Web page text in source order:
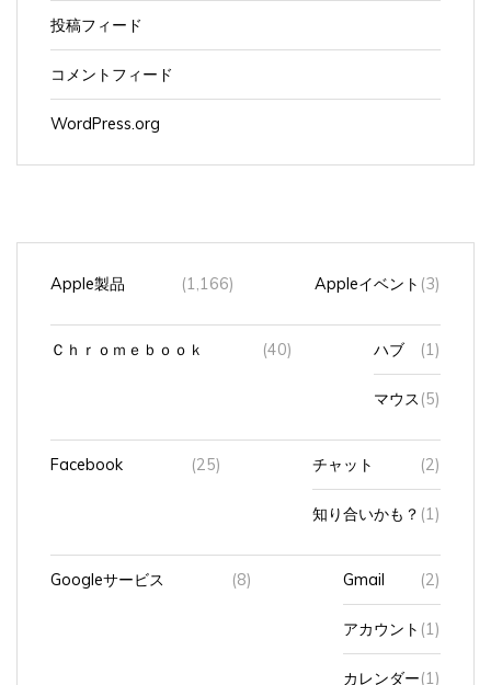
投稿フィード
コメントフィード
WordPress.org
Apple製品 (1,166) Appleイベント (3)
Ｃｈｒｏｍｅｂｏｏｋ (40) ハブ (1)
マウス (5)
Facebook (25) チャット (2)
知り合いかも？ (1)
Googleサービス (8) Gmail (2)
アカウント (1)
カレンダー(1)